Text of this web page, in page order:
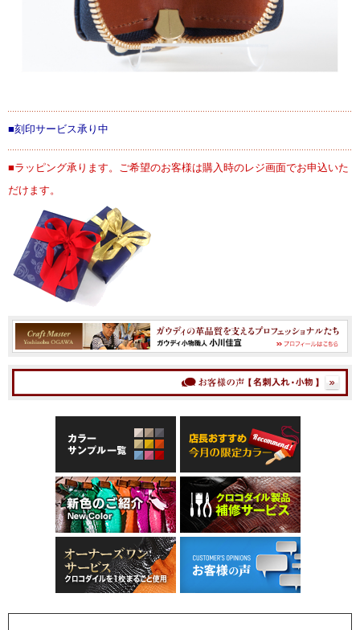
■刻印サービス承り中
■ラッピング承ります。ご希望のお客様は購入時のレジ画面でお申込いた
だけます。